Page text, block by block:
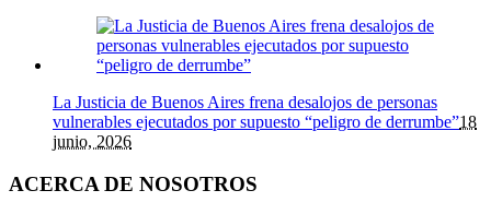
La Justicia de Buenos Aires frena desalojos de personas
vulnerables ejecutados por supuesto “peligro de derrumbe”18
junio, 2026
ACERCA DE NOSOTROS